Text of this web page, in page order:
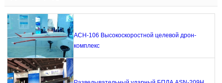
АСН-106 Высокоскоростной целевой дрон-
комплекс